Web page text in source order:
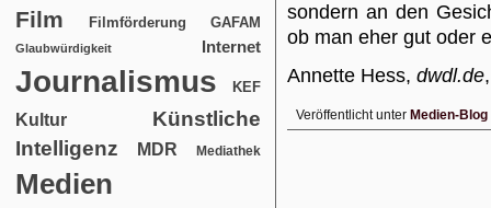
Film Filmförderung GAFAM
Glaubwürdigkeit Internet
Journalismus KEF
Kultur
Künstliche
Intelligenz
MDR Mediathek
Medien
sondern an den
ob man eher gut oder
Annette Hess, dwdl.de
Veröffentlicht unter Medien-Blog